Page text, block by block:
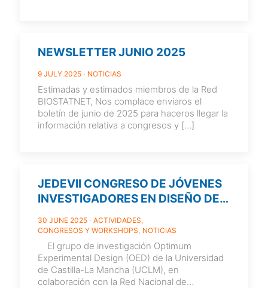
NEWSLETTER JUNIO 2025
9 JULY 2025 NOTICIAS
Estimadas y estimados miembros de la Red
BIOSTATNET, Nos complace enviaros el
boletín de junio de 2025 para haceros llegar la
información relativa a congresos y […]
JEDEVII CONGRESO DE JÓVENES
INVESTIGADORES EN DISEÑO DE
BIOESTADÍSTICA
30 JUNE 2025
ACTIVIDADES
CONGRESOS Y WORKSHOPS NOTICIAS
El grupo de investigación Optimum
Experimental Design (OED) de la Universidad
de Castilla-La Mancha (UCLM), en
colaboración con la Red Nacional de